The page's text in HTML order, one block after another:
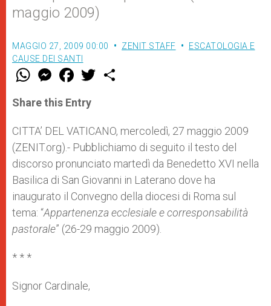
maggio 2009)
MAGGIO 27, 2009 00:00 ZENIT STAFF
ESCATOLOGIA E
CAUSE DEI SANTI
W
t
s
p
p
M
e
s
e
g
e
r
F
a
e
b
o
k
w
r
Share this Entry
CITTA’ DEL VATICANO, mercoledì, 27 maggio 2009
(ZENIT.org).- Pubblichiamo di seguito il testo del
discorso pronunciato martedì da Benedetto XVI nella
Basilica di San Giovanni in Laterano dove ha
inaugurato il Convegno della diocesi di Roma sul
tema: “Appartenenza ecclesiale e corresponsabilità
pastorale” (26-29 maggio 2009).
* * *
Signor Cardinale,